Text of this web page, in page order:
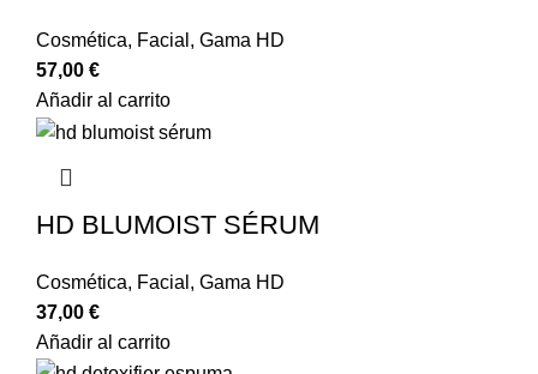
Cosmética, Facial , Gama HD
57,00 €
Añadir al carrito
HD BLUMOIST SÉRUM
Cosmética, Facial , Gama HD
37,00 €
Añadir al carrito